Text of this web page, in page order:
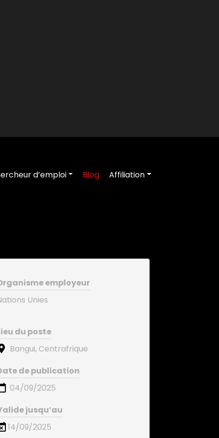
d’emploi Blog Affiliation
employeur
Unies
du poste
Bangui, Centrafrique
de publication
04/09/2025
jusqu’au
14/09/2025